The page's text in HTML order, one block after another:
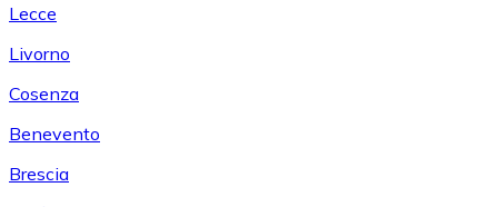
Lecce
Livorno
Cosenza
Benevento
Brescia